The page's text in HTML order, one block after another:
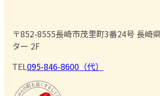
〒852-8555長崎市茂里町3番24号 長崎
ター 2F
TEL095-846-8600（代）